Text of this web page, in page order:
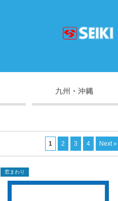
1 2 3 4 Next »
窓まわり